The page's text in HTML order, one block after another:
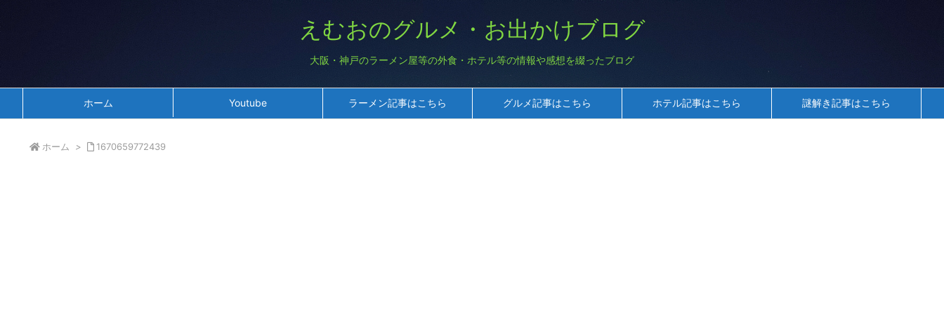
えむおのグルメ・お出かけブログ
大阪・神戸のラーメン屋等の外食・ホテル等の情報や感想を綴ったブログ
ホーム Youtube ラーメン記事はこちら グルメ記事はこちら ホテル記事はこちら 謎解き記事はこちら
ホーム > 1670659772439